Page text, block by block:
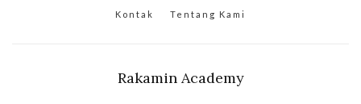
Kontak Tentang Kami
Rakamin Academy